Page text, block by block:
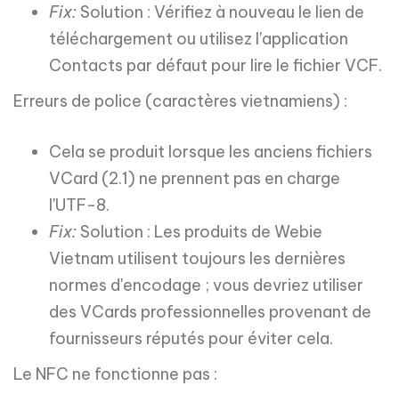
Fix: Solution : Vérifiez à nouveau le lien de
téléchargement ou utilisez l'application
Contacts par défaut pour lire le fichier VCF.
Erreurs de police (caractères vietnamiens) :
Cela se produit lorsque les anciens fichiers
VCard (2.1) ne prennent pas en charge
l'UTF-8.
Fix: Solution : Les produits de Webie
Vietnam utilisent toujours les dernières
normes d'encodage ; vous devriez utiliser
des VCards professionnelles provenant de
fournisseurs réputés pour éviter cela.
Le NFC ne fonctionne pas :